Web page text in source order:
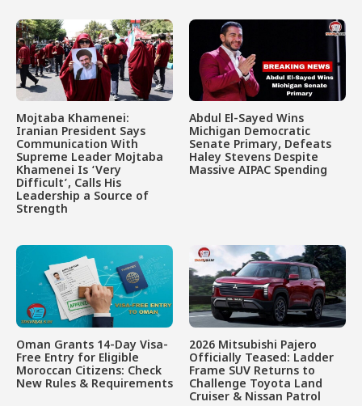
Mojtaba Khamenei:
Iranian President Says
Communication With
Supreme Leader Mojtaba
Khamenei Is ‘Very
Difficult’, Calls His
Leadership a Source of
Strength
Abdul El-Sayed Wins
Michigan Democratic
Senate Primary, Defeats
Haley Stevens Despite
Massive AIPAC Spending
Oman Grants 14-Day Visa-
Free Entry for Eligible
Moroccan Citizens: Check
New Rules & Requirements
2026 Mitsubishi Pajero
Officially Teased: Ladder
Frame SUV Returns to
Challenge Toyota Land
Cruiser & Nissan Patrol